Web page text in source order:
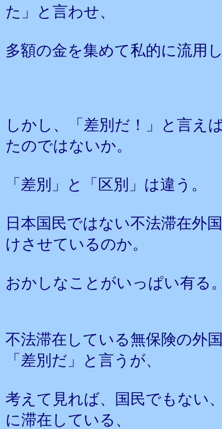
た」と言わせ、
多額の金を集めて私的に流用
しかし、「差別だ！」と言え
たのではないか。
「差別」と「区別」は違う。
日本国民ではない不法滞在外
けさせているのか。
おかしなことがいっぱい有る
不法滞在している無保険の外
「差別だ」と言うが、
考えて見れば、国民でもない
に滞在している、